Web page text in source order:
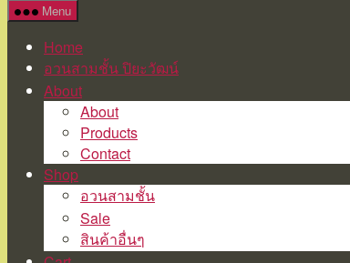
Menu
Home
อวนสามชั้น ปิยะวัฒน์
About
About
Products
Contact
Shop
อวนสามชั้น
Sale
สินค้าอื่นๆ